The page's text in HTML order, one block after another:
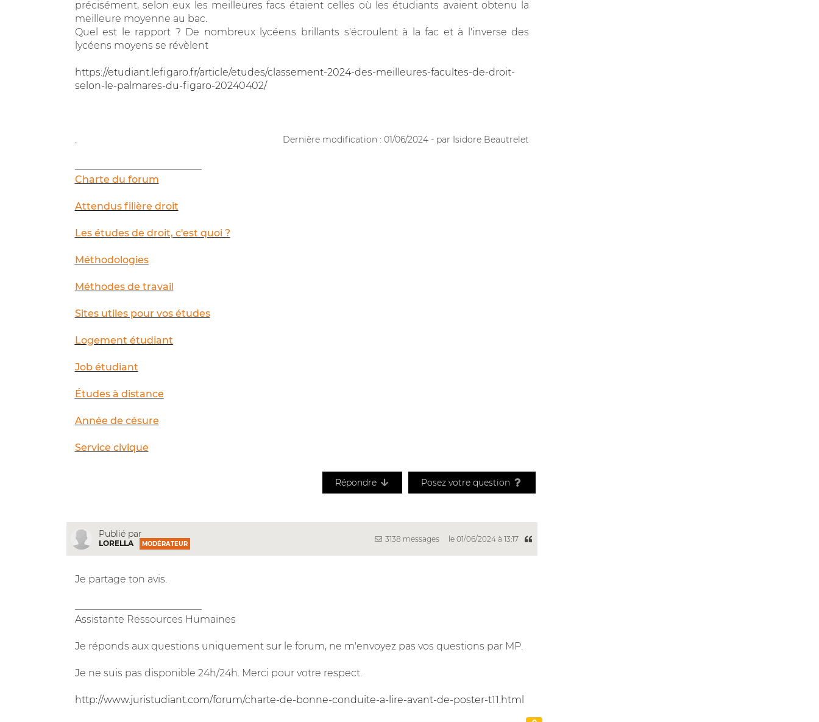
précisément, selon eux les meilleures facs étaient celles où les étudiants avaient obtenu la
meilleure moyenne au bac.
Quel est le rapport ? De nombreux lycéens brillants s'écroulent à la fac et à l'inverse des
lycéens moyens se révèlent
https://etudiant.lefigaro.fr/article/etudes/classement-2024-des-meilleures-facultes-de-droit-
selon-le-palmares-du-figaro-20240402/
Dernière modification : 01/06/2024 - par Isidore Beautrelet
Charte du forum
Attendus filière droit
Les études de droit, c'est quoi ?
Méthodologies
Méthodes de travail
Sites utiles pour vos études
Logement étudiant
Job étudiant
Études à distance
Année de césure
Service civique
Répondre Posez votre question
Publié par
LORELLA MODÉRATEUR
3138 messages le 01/06/2024 à 13:17
Je partage ton avis.
Assistante Ressources Humaines
Je réponds aux questions uniquement sur le forum, ne m'envoyez pas vos questions par MP.
Je ne suis pas disponible 24h/24h. Merci pour votre respect.
http://www.juristudiant.com/forum/charte-de-bonne-conduite-a-lire-avant-de-poster-t11.html